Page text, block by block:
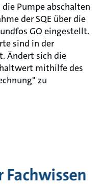
Pumpe abschalten
der SQE über die
GO eingestellt.
sind in der
Ändert sich die
mithilfe des
zu